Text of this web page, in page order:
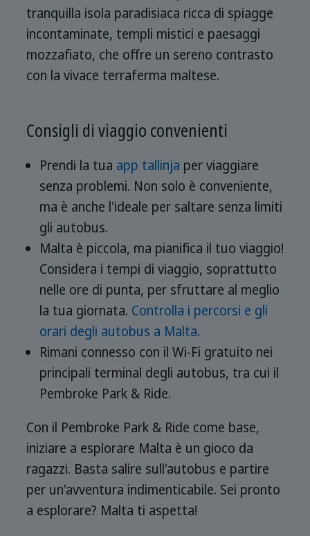
tranquilla isola paradisiaca ricca di spiagge
incontaminate, templi mistici e paesaggi
mozzafiato, che offre un sereno contrasto
con la vivace terraferma maltese.
Consigli di viaggio convenienti
Prendi la tua app tallinja per viaggiare
senza problemi. Non solo è conveniente,
ma è anche l'ideale per saltare senza limiti
gli autobus.
Malta è piccola, ma pianifica il tuo viaggio!
Considera i tempi di viaggio, soprattutto
nelle ore di punta, per sfruttare al meglio
la tua giornata. Controlla i percorsi e gli
orari degli autobus a Malta.
Rimani connesso con il Wi-Fi gratuito nei
principali terminal degli autobus, tra cui il
Pembroke Park & Ride.
Con il Pembroke Park & Ride come base,
iniziare a esplorare Malta è un gioco da
ragazzi. Basta salire sull'autobus e partire
per un'avventura indimenticabile. Sei pronto
a esplorare? Malta ti aspetta!